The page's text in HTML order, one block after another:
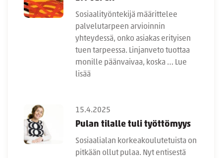
Sosiaalityöntekijä määrittelee
palvelutarpeen arvioinnin
yhteydessä, onko asiakas erityisen
tuen tarpeessa. Linjanveto tuottaa
monille päänvaivaa, koska … Lue
lisää
15.4.2025
Pulan tilalle tuli työttömyys
Sosiaalialan korkeakoulutetuista on
pitkään ollut pulaa. Nyt entisestä